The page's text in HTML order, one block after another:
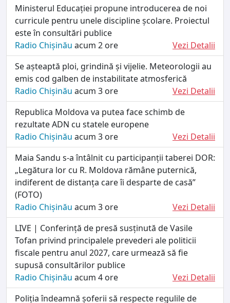
Ministerul Educației propune introducerea de noi
curricule pentru unele discipline școlare. Proiectul
este în consultări publice
Radio Chișinău acum 2 ore
Vezi Detalii
Se așteaptă ploi, grindină și vijelie. Meteorologii au
emis cod galben de instabilitate atmosferică
Radio Chișinău acum 3 ore
Vezi Detalii
Republica Moldova va putea face schimb de
rezultate ADN cu statele europene
Radio Chișinău acum 3 ore
Vezi Detalii
Maia Sandu s-a întâlnit cu participanții taberei DOR:
„Legătura lor cu R. Moldova rămâne puternică,
indiferent de distanța care îi desparte de casă”
(FOTO)
Radio Chișinău acum 3 ore
Vezi Detalii
LIVE | Conferință de presă susținută de Vasile
Tofan privind principalele prevederi ale politicii
fiscale pentru anul 2027, care urmează să fie
supusă consultărilor publice
Radio Chișinău acum 4 ore
Vezi Detalii
Poliția îndeamnă șoferii să respecte regulile de